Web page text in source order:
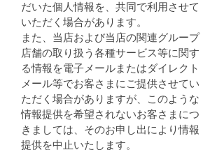
だいた個人情報を、共同で利用させて
いただく場合があります。
また、当店および当店の関連グループ
店舗の取り扱う各種サービス等に関す
る情報を電子メールまたはダイレクト
メール等でお客さまにご提供させてい
ただく場合がありますが、このような
情報提供を希望されないお客さまにつ
きましては、そのお申し出により情報
提供を中止いたします。